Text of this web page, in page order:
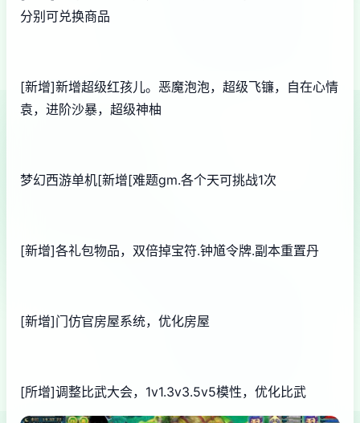
分别可兑换商品
[新增]新增超级红孩儿。恶魔泡泡，超级飞镰，自在心情
袁，进阶沙暴，超级神柚
梦幻西游单机[新增[难题gm.各个天可挑战1次
[新增]各礼包物品，双倍掉宝符.钟馗令牌.副本重置丹
[新增]门仿官房屋系统，优化房屋
[所增]调整比武大会，1v1.3v3.5v5模性，优化比武